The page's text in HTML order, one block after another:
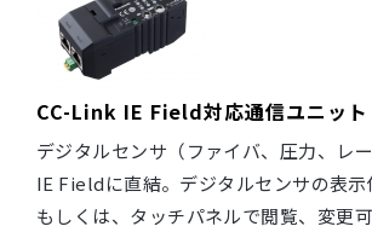
CC-Link IE Field対応通信ユニッ
デジタルセンサ（ファイバ、圧力、レ
IE Fieldに直結。デジタルセンサの表示
もしくは、タッチパネルで閲覧、変更